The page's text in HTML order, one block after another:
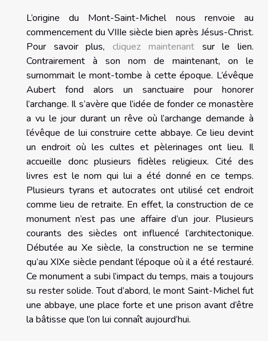
L’origine du Mont-Saint-Michel nous renvoie au
commencement du VIIIe siècle bien après Jésus-Christ.
Pour savoir plus, cliquez maintenantsur le lien.
Contrairement à son nom de maintenant, on le
surnommait le mont-tombe à cette époque. L’évêque
Aubert fond alors un sanctuaire pour honorer
l’archange. Il s’avère que l’idée de fonder ce monastère
a vu le jour durant un rêve où l’archange demande à
l’évêque de lui construire cette abbaye. Ce lieu devint
un endroit où les cultes et pèlerinages ont lieu. Il
accueille donc plusieurs fidèles religieux. Cité des
livres est le nom qui lui a été donné en ce temps.
Plusieurs tyrans et autocrates ont utilisé cet endroit
comme lieu de retraite. En effet, la construction de ce
monument n’est pas une affaire d’un jour. Plusieurs
courants des siècles ont influencé l’architectonique.
Débutée au Xe siècle, la construction ne se termine
qu’au XIXe siècle pendant l’époque où il a été restauré.
Ce monument a subi l’impact du temps, mais a toujours
su rester solide. Tout d’abord, le mont Saint-Michel fut
une abbaye, une place forte et une prison avant d’être
la bâtisse que l’on lui connaît aujourd’hui.